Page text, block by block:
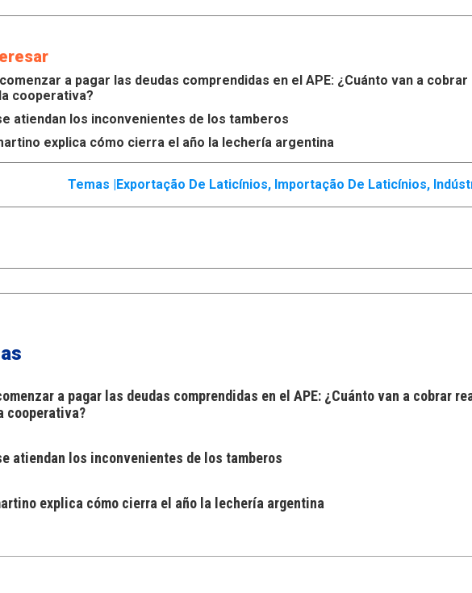
a pagar las deudas comprendidas en el APE: ¿Cuánto van a
cooperativa?
atiendan los inconvenientes de los tamberos
explica cómo cierra el año la lechería argentina
Temas |Exportação De Laticínios, Importação De Laticínios,
a pagar las deudas comprendidas en el APE: ¿Cuánto van a cobrar
cooperativa?
atiendan los inconvenientes de los tamberos
explica cómo cierra el año la lechería argentina